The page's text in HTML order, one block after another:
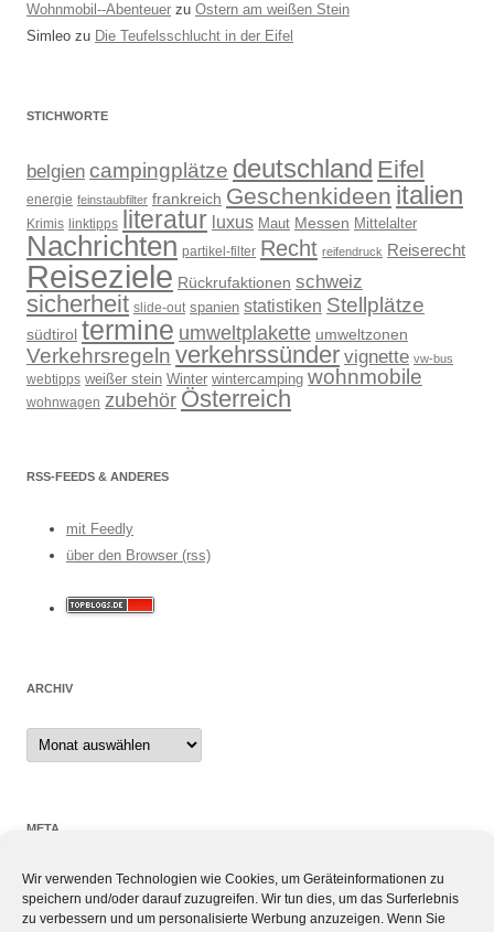
Wir verwenden Technologien wie Cookies, um Geräteinformationen zu
speichern und/oder darauf zuzugreifen. Wir tun dies, um das Surferlebnis
zu verbessern und um personalisierte Werbung anzuzeigen. Wenn Sie
Wohnmobil--Abenteuer zu Ostern am weißen Stein
Simleo zu Die Teufelsschlucht in der Eifel
STICHWORTE
belgien campingplätze deutschland Eifel
energie feinstaubfilter frankreich Geschenkideen italien
Krimis linktipps literatur luxus Maut Messen Mittelalter
Nachrichten partikel-filter Recht reifendruck Reiserecht
Reiseziele Rückrufaktionen schweiz
sicherheit slide-out spanien statistiken Stellplätze
südtirol termine umweltplakette umweltzonen
Verkehrsregeln verkehrssünder vignette vw-bus
webtipps weißer stein Winter wintercamping wohnmobile
wohnwagen zubehör Österreich
RSS-FEEDS & ANDERES
mit Feedly
über den Browser (rss)
ARCHIV
Archiv
META
Anmelden
Eintrags-Feed